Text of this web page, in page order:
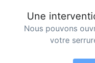
Une
Nous pouvons
votre